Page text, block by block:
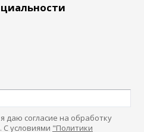
даю согласие на обработку
условиями "Политики